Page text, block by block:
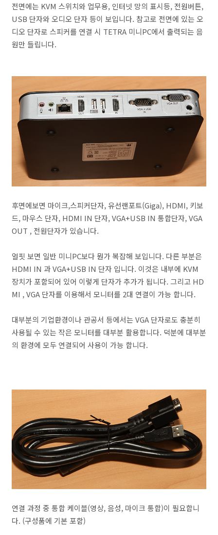
전면에는 KVM 스위치와 업무용, 인터넷 망의 표시등, 전원버튼,
USB 단자와 오디오 단자 등이 보입니다. 참고로 전면에 있는 오
디오 단자로 스피커를 연결 시 TETRA 미니PC에서 출력되는 음
원만 들립니다.
후면에보면 마이크,스피커단자, 유선랜포트(Giga), HDMI, 키보
드, 마우스 단자, HDMI IN 단자, VGA+USB IN 통합단자, VGA
OUT , 전원단자가 있습니다.
얼핏 보면 일반 미니PC보다 뭔가 복잡해 보입니다. 다른 부분은
HDMI IN 과 VGA+USB IN 단자 입니다. 이것은 내부에 KVM
장치가 포함되어 있어 이렇게 단자가 추가가 됩니다. 그리고 HD
MI , VGA 단자를 이용해서 모니터를 2대 연결이 가능 합니다.
대부분의 기업환경이나 관공서 등에서는 VGA 단자로도 충분히
사용될 수 있는 작은 모니터를 대부분 활용합니다. 덕분에 대부분
의 환경에 모두 연결되어 사용이 가능 합니다.
연결 과정 중 통합 케이블(영상, 음성, 마이크 통합)이 필요합니
다. (구성품에 기본 포함)